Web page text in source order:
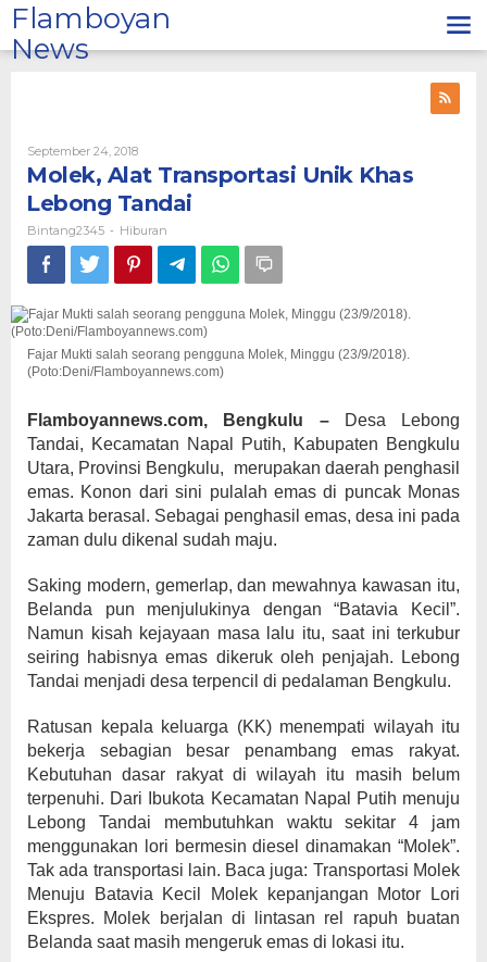
Lewati
ke
konten
Flamboyan
News
September 24, 2018Oleh
Bintang2345
Molek, Alat Transportasi Unik Khas
Lebong Tandai
Bintang2345 - Hiburan
Fajar Mukti salah seorang pengguna Molek, Minggu (23/9/2018).
(Poto:Deni/Flamboyannews.com)
Flamboyannews.com, Bengkulu –Desa Lebong
Tandai, Kecamatan Napal Putih, Kabupaten Bengkulu
Utara, Provinsi Bengkulu, merupakan daerah penghasil
emas. Konon dari sini pulalah emas di puncak Monas
Jakarta berasal. Sebagai penghasil emas, desa ini pada
zaman dulu dikenal sudah maju.
Saking modern, gemerlap, dan mewahnya kawasan itu,
Belanda pun menjulukinya dengan “Batavia Kecil”.
Namun kisah kejayaan masa lalu itu, saat ini terkubur
seiring habisnya emas dikeruk oleh penjajah. Lebong
Tandai menjadi desa terpencil di pedalaman Bengkulu.
Ratusan kepala keluarga (KK) menempati wilayah itu
bekerja sebagian besar penambang emas rakyat.
Kebutuhan dasar rakyat di wilayah itu masih belum
terpenuhi. Dari Ibukota Kecamatan Napal Putih menuju
Lebong Tandai membutuhkan waktu sekitar 4 jam
menggunakan lori bermesin diesel dinamakan “Molek”.
Tak ada transportasi lain. Baca juga: Transportasi Molek
Menuju Batavia Kecil Molek kepanjangan Motor Lori
Ekspres. Molek berjalan di lintasan rel rapuh buatan
Belanda saat masih mengeruk emas di lokasi itu.